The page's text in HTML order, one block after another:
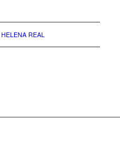
HELENA REAL